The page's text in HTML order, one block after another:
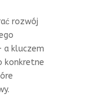
rozwój
a kluczem
konkretne